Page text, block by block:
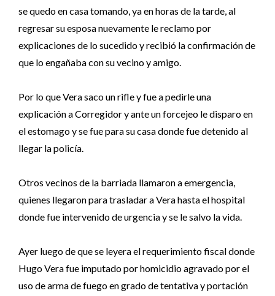
se quedo en casa tomando, ya en horas de la tarde, al
regresar su esposa nuevamente le reclamo por
explicaciones de lo sucedido y recibió la confirmación de
que lo engañaba con su vecino y amigo.
Por lo que Vera saco un rifle y fue a pedirle una
explicación a Corregidor y ante un forcejeo le disparo en
el estomago y se fue para su casa donde fue detenido al
llegar la policía.
Otros vecinos de la barriada llamaron a emergencia,
quienes llegaron para trasladar a Vera hasta el hospital
donde fue intervenido de urgencia y se le salvo la vida.
Ayer luego de que se leyera el requerimiento fiscal donde
Hugo Vera fue imputado por homicidio agravado por el
uso de arma de fuego en grado de tentativa y portación